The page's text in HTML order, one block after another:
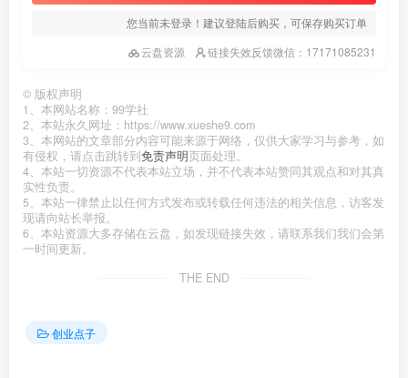
您当前未登录！建议登陆后购买，可保存购买订单
云盘资源
链接失效反馈微信：17171085231
© 版权声明
1、本网站名称：99学社
2、本站永久网址：https://www.xueshe9.com
3、本网站的文章部分内容可能来源于网络，仅供大家学习与参考，如
有侵权，请点击跳转到免责声明页面处理。
4、本站一切资源不代表本站立场，并不代表本站赞同其观点和对其真
实性负责。
5、本站一律禁止以任何方式发布或转载任何违法的相关信息，访客发
现请向站长举报。
6、本站资源大多存储在云盘，如发现链接失效，请联系我们我们会第
一时间更新。
THE END
创业点子